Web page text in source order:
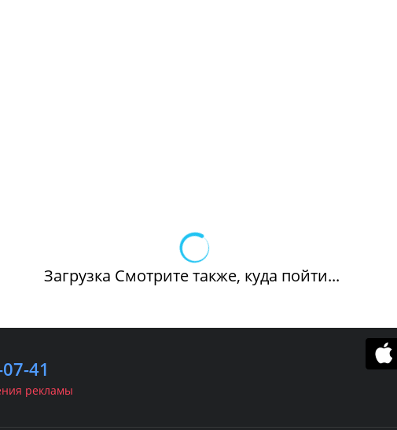
Загрузка Смотрите также, куда пойти...
41
рекламы